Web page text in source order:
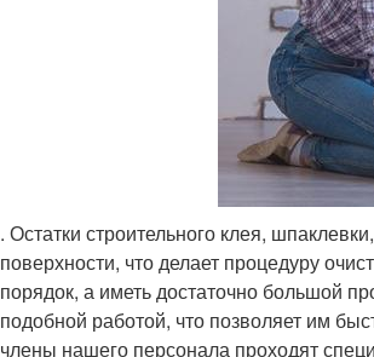
. Остатки строительного клея,
поверхности, что делает процедуру
порядок, а иметь достаточно большой
подобной работой, что позволяет им
члены нашего персонала проходят